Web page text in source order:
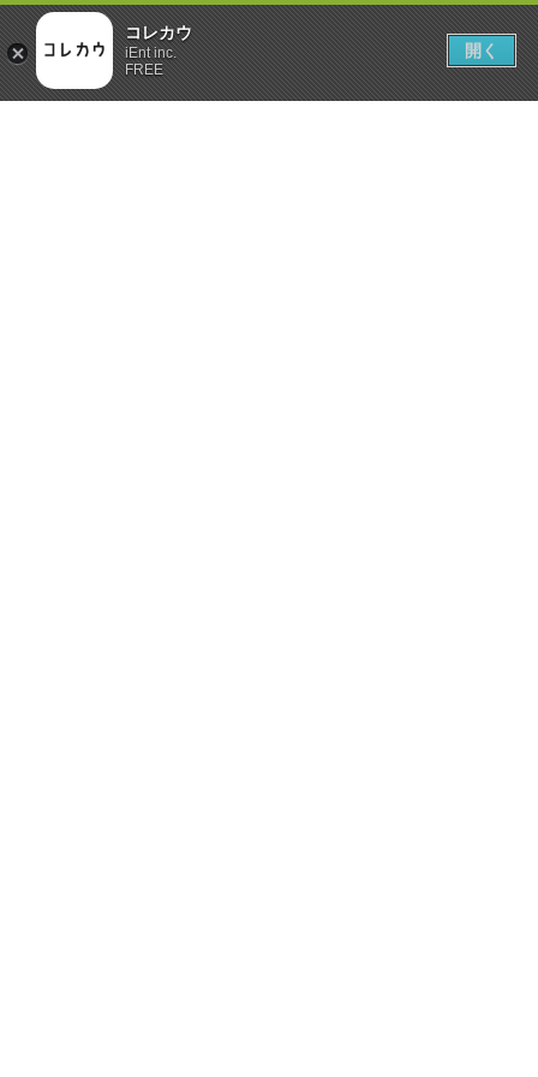
コレカウ
iEnt inc.
FREE
開く